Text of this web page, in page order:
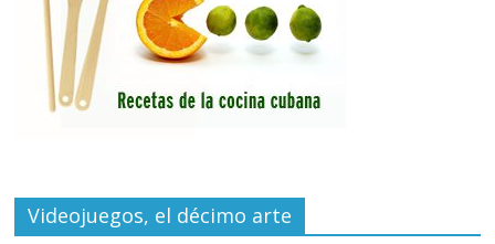
Videojuegos, el décimo arte